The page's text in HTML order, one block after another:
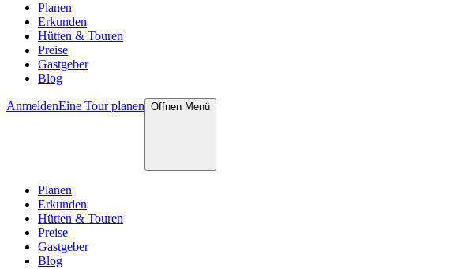
Planen
Erkunden
Hütten & Touren
Preise
Gastgeber
Blog
AnmeldenEine Tour planen Öffnen Menü
Planen
Erkunden
Hütten & Touren
Preise
Gastgeber
Blog